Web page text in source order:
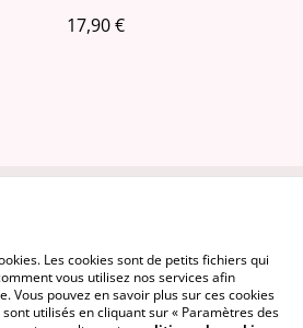
17,90 €
Politique de cookies
Les cookies sont de petits fichiers qui
vous utilisez nos services afin
Vous pouvez en savoir plus sur ces cookies
utilisés en cliquant sur « Paramètres des